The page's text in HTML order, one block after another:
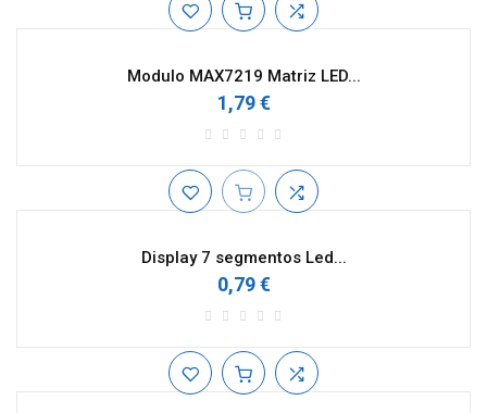
Modulo MAX7219 Matriz LED...
1,79 €
Display 7 segmentos Led...
0,79 €